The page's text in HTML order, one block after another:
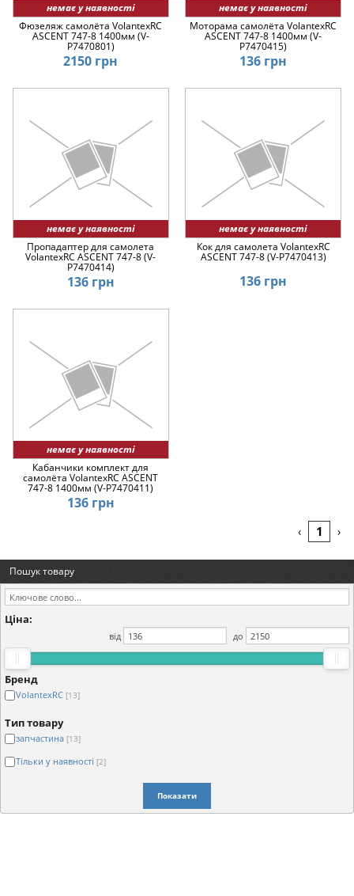
немає у наявності
Фюзеляж самолёта VolantexRC
ASCENT 747-8 1400мм (V-
P7470801)
2150 грн
немає у наявності
Моторама самолёта VolantexRC
ASCENT 747-8 1400мм (V-
P7470415)
136 грн
немає у наявності
Пропадаптер для самолета
VolantexRC ASCENT 747-8 (V-
P7470414)
136 грн
немає у наявності
Кок для самолета VolantexRC
ASCENT 747-8 (V-P7470413)
136 грн
немає у наявності
Кабанчики комплект для
самолёта VolantexRC ASCENT
747-8 1400мм (V-P7470411)
136 грн
‹ 1 ›
Пошук товару
Ціна:
від до
Бренд
VolantexRC [13]
Тип товару
запчастина [13]
Тільки у наявності [2]
Показати